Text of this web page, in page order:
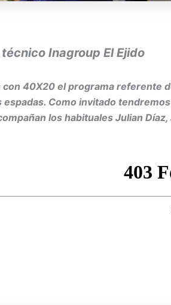
Inagroup El Ejido
40X20 el programa referente
Como invitado
los habituales Julian